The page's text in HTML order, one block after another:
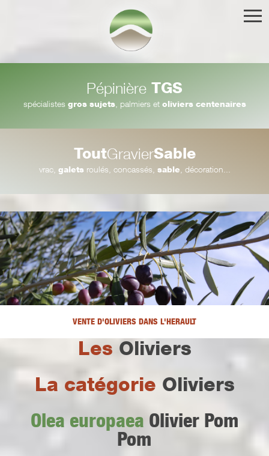
Pépinière TGS
spécialistes gros sujets, palmiers et oliviers centenaires
ToutGravierSable
vrac, galetsroulés, concassés, sable , décoration...
VENTE D'OLIVIERS DANS L'HERAULT
Les Oliviers
La catégorie Oliviers
Olea europaea Olivier Pom
Pom